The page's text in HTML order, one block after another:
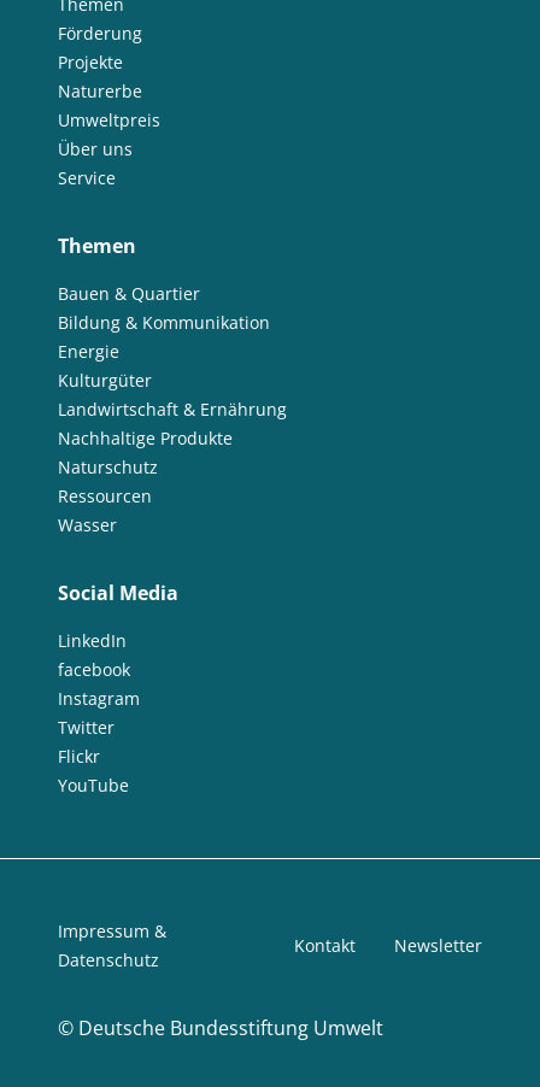
Förderung
Projekte
Naturerbe
Umweltpreis
Über uns
Service
Themen
Bauen & Quartier
Bildung & Kommunikation
Energie
Kulturgüter
Landwirtschaft & Ernährung
Nachhaltige Produkte
Naturschutz
Ressourcen
Wasser
Social Media
LinkedIn
facebook
Instagram
Twitter
Flickr
YouTube
© Deutsche Bundesstiftung Umwelt
Impressum &
Datenschutz
Kontakt Newsletter